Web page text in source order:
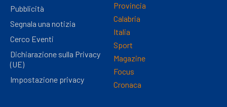
Pubblicità
Segnala una notizia
Cerco Eventi
Dichiarazione sulla Privacy
(UE)
Impostazione privacy
Provincia
Calabria
Italia
Sport
Magazine
Focus
Cronaca